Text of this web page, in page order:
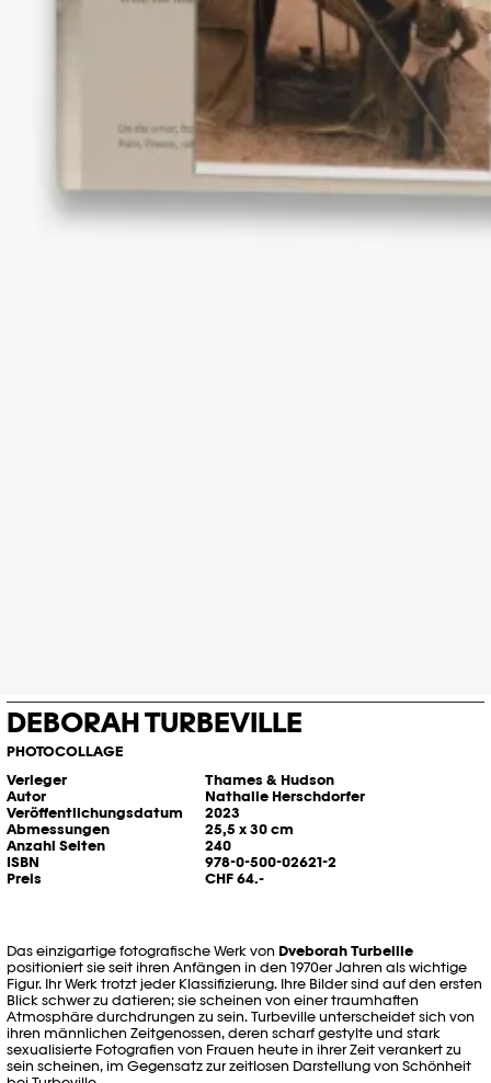
DEBORAH TURBEVILLE
PHOTOCOLLAGE
Verleger
Thames & Hudson
Autor
Nathalie Herschdorfer
Veröffentlichungsdatum
2023
Abmessungen
25,5 x 30 cm
Anzahl Seiten
240
ISBN
978-0-500-02621-2
Preis
CHF 64.-
Das einzigartige fotografische Werk von Dveborah Turbeille
positioniert sie seit ihren Anfängen in den 1970er Jahren als wichtige
Figur. Ihr Werk trotzt jeder Klassifizierung. Ihre Bilder sind auf den ersten
Blick schwer zu datieren; sie scheinen von einer traumhaften
Atmosphäre durchdrungen zu sein. Turbeville unterscheidet sich von
ihren männlichen Zeitgenossen, deren scharf gestylte und stark
sexualisierte Fotografien von Frauen heute in ihrer Zeit verankert zu
sein scheinen, im Gegensatz zur zeitlosen Darstellung von Schönheit